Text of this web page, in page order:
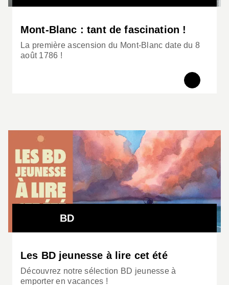
Mont-Blanc : tant de fascination !
La première ascension du Mont-Blanc date du 8
août 1786 !
BD
Les BD jeunesse à lire cet été
Découvrez notre sélection BD jeunesse à
emporter en vacances !